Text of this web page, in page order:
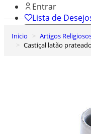
Entrar
Lista de
0
Carrinho de Compras
Inicio Artigos
Castiçal latão